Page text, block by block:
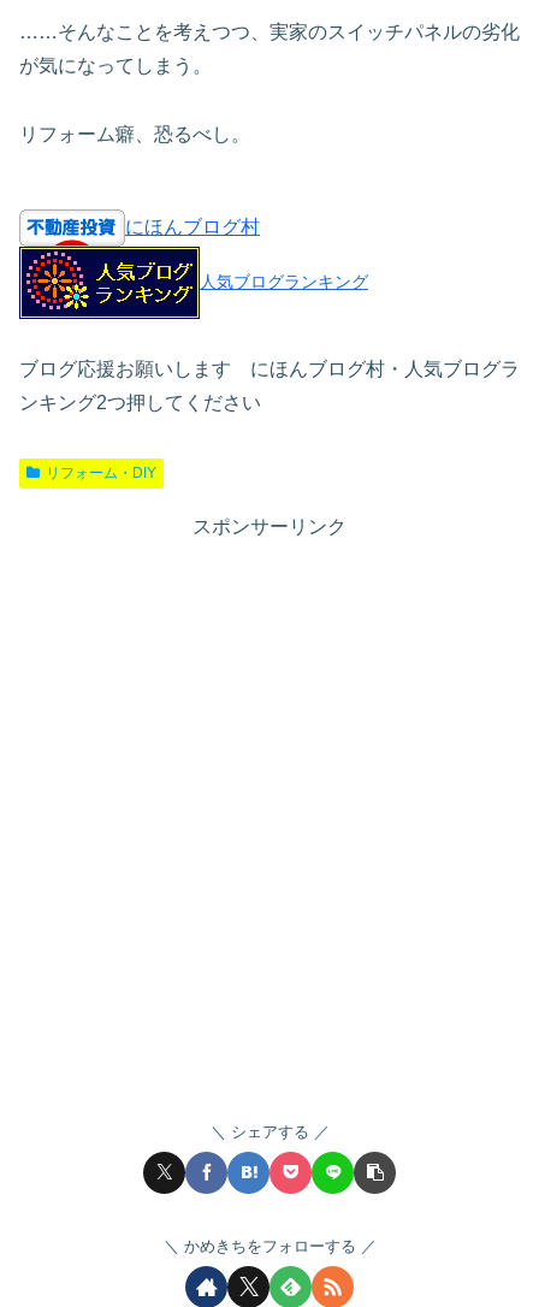
……そんなことを考えつつ、実家のスイッチパネルの劣化
が気になってしまう。
リフォーム癖、恐るべし。
にほんブログ村
人気ブログランキング
ブログ応援お願いします にほんブログ村・人気ブログラ
ンキング2つ押してください
リフォーム・DIY
スポンサーリンク
シェアする
かめきちをフォローする